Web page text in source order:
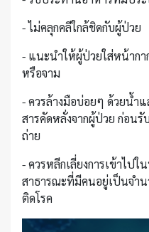
- ไม่คลุกคลีใกล้ชิดกับผู้ป่วย
- แนะนำให้ผู้ป่วยใส่หน้ากา
หรือจาม
- ควรล้างมือบ่อยๆ ด้วยน้ำ
สารคัดหลั่งจากผู้ป่วย ก่อน
ถ่าย
- ควรหลีกเลี่ยงการเข้าไ
สาธารณะที่มีคนอยู่เป็นจำน
ติดโรค